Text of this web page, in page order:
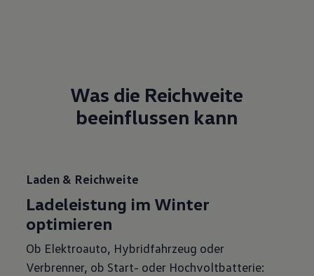
Was die Reichweite
beeinflussen kann
Laden & Reichweite
Ladeleistung im Winter
optimieren
Ob Elektroauto, Hybridfahrzeug oder
Verbrenner, ob Start- oder Hochvoltbatterie: